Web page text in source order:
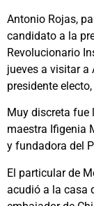
Antonio Rojas,
candidato a la
Revolucionario
jueves a visitar a
presidente
Muy discreta fue
maestra Ifigenia
y fundadora del
El particular de
acudió a la casa